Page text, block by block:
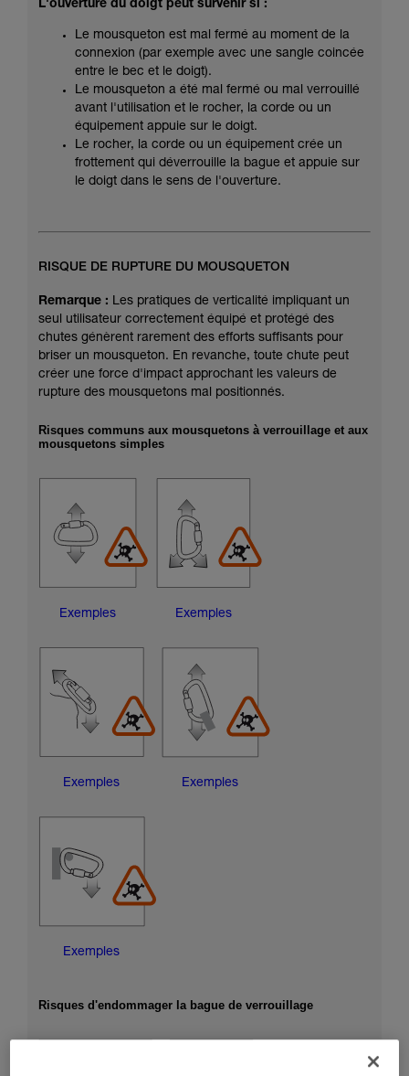
L'ouverture du doigt peut survenir si :
Le mousqueton est mal fermé au moment de la
connexion (par exemple avec une sangle coincée
entre le bec et le doigt).
Le mousqueton a été mal fermé ou mal verrouillé
avant l'utilisation et le rocher, la corde ou un
équipement appuie sur le doigt.
Le rocher, la corde ou un équipement crée un
frottement qui déverrouille la bague et appuie sur
le doigt dans le sens de l'ouverture.
RISQUE DE RUPTURE DU MOUSQUETON
Remarque : Les pratiques de verticalité impliquant un
seul utilisateur correctement équipé et protégé des
chutes génèrent rarement des efforts suffisants pour
briser un mousqueton. En revanche, toute chute peut
créer une force d'impact approchant les valeurs de
rupture des mousquetons mal positionnés.
Risques communs aux mousquetons à verrouillage et aux
mousquetons simples
Exemples Exemples
Exemples Exemples
Exemples
Risques d'endommager la bague de verrouillage